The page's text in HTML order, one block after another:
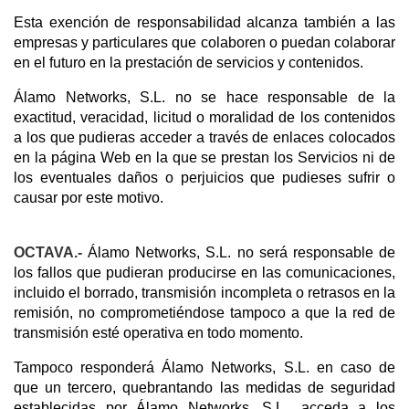
Esta exención de responsabilidad alcanza también a las
empresas y particulares que colaboren o puedan colaborar
en el futuro en la prestación de servicios y contenidos.
Álamo Networks, S.L. no se hace responsable de la
exactitud, veracidad, licitud o moralidad de los contenidos
a los que pudieras acceder a través de enlaces colocados
en la página Web en la que se prestan los Servicios ni de
los eventuales daños o perjuicios que pudieses sufrir o
causar por este motivo.
OCTAVA.- Álamo Networks, S.L. no será responsable de
los fallos que pudieran producirse en las comunicaciones,
incluido el borrado, transmisión incompleta o retrasos en la
remisión, no comprometiéndose tampoco a que la red de
transmisión esté operativa en todo momento.
Tampoco responderá Álamo Networks, S.L. en caso de
que un tercero, quebrantando las medidas de seguridad